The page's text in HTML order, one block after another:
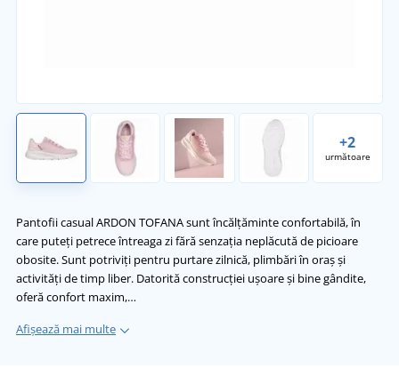
+2
următoare
Pantofii casual ARDON TOFANA sunt încălțăminte confortabilă, în
care puteți petrece întreaga zi fără senzația neplăcută de picioare
obosite. Sunt potriviți pentru purtare zilnică, plimbări în oraș și
activități de timp liber. Datorită construcției ușoare și bine gândite,
oferă confort maxim,…
Afișează mai multe